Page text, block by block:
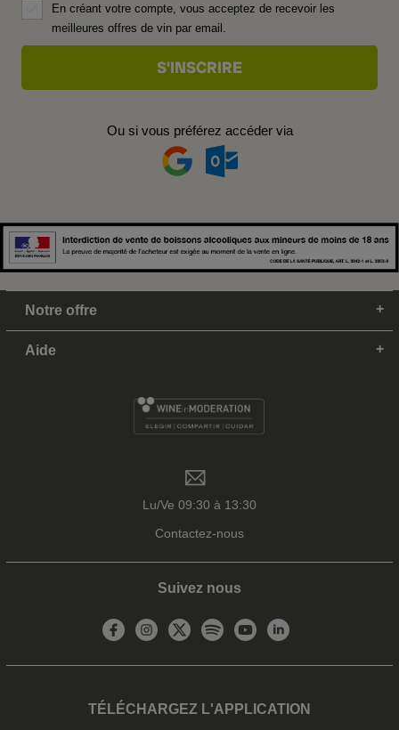
En créant votre compte, vous acceptez de recevoir les
meilleures offres de vin par email.
Ou si vous préférez accéder via
Notre offre
Aide
Lu/Ve 09:30 à 13:30
Contactez-nous
Suivez nous
TÉLÉCHARGEZ L'APPLICATION